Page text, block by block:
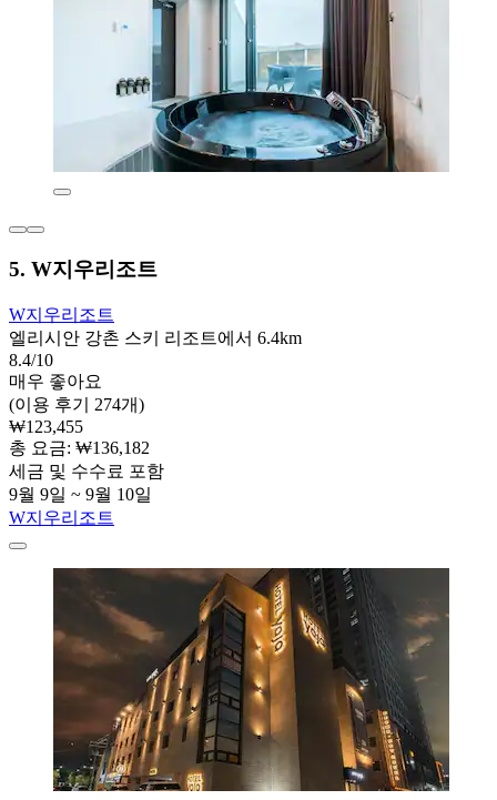
5. W지우리조트
W지우리조트
엘리시안 강촌 스키 리조트에서 6.4km
8.4/10
매우 좋아요
(이용 후기 274개)
₩123,455
총 요금: ₩136,182
세금 및 수수료 포함
9월 9일 ~ 9월 10일
W지우리조트